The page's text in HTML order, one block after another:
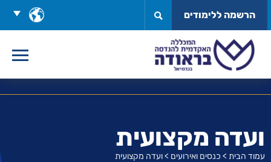
לתוכן
בחר
שפה
הרשמה ללימודים
ועדה מקצועית
עמוד הבית > כנסים ואירועים >ועדה מקצועית